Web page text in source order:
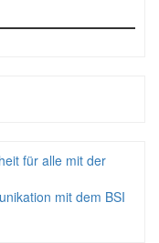
für alle mit der
mit dem BSI